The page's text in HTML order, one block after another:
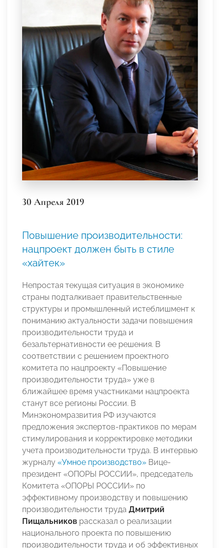
30 Апреля 2019
Повышение производительности:
нацпроект должен быть в стиле
«хайтек»
Непростая текущая ситуация в экономике
страны подталкивает правительственные
структуры и промышленный истеблишмент к
пониманию актуальности задачи повышения
производительности труда и
безальтернативности ее решения. В
соответствии с решением проектного
комитета по нацпроекту «Повышение
производительности труда» уже в
ближайшее время участниками нацпроекта
станут все регионы России. В
Минэкономразвития РФ изучаются
предложения экспертов-практиков по мерам
стимулирования и корректировке методики
учета производительности труда. В интервью
журналу «Умное производство» Вице-
президент «ОПОРЫ РОССИИ», председатель
Комитета «ОПОРЫ РОССИИ» по
эффективному производству и повышению
производительности труда Дмитрий
Пищальников рассказал о реализации
национального проекта по повышению
производительности труда и об эффективных